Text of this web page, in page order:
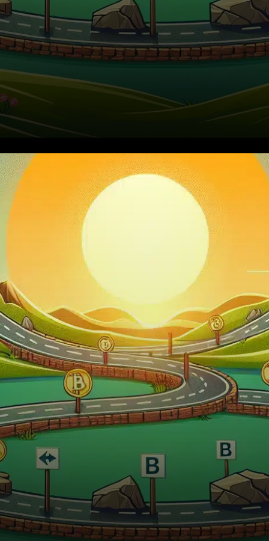
Le vendredi 5 décembre, le
Bitcoin a subi une pression
baissière qui a maintenu son
prix en dessous du seuil…